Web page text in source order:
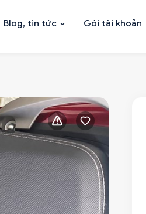
Blog, tin tức Gói tài khoản